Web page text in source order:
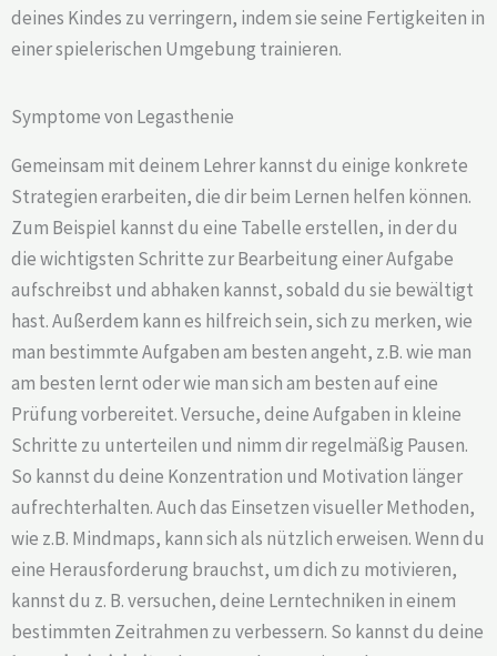
deines Kindes zu verringern, indem sie seine Fertigkeiten in
einer spielerischen Umgebung trainieren.
Symptome von Legasthenie
Gemeinsam mit deinem Lehrer kannst du einige konkrete
Strategien erarbeiten, die dir beim Lernen helfen können.
Zum Beispiel kannst du eine Tabelle erstellen, in der du
die wichtigsten Schritte zur Bearbeitung einer Aufgabe
aufschreibst und abhaken kannst, sobald du sie bewältigt
hast. Außerdem kann es hilfreich sein, sich zu merken, wie
man bestimmte Aufgaben am besten angeht, z.B. wie man
am besten lernt oder wie man sich am besten auf eine
Prüfung vorbereitet. Versuche, deine Aufgaben in kleine
Schritte zu unterteilen und nimm dir regelmäßig Pausen.
So kannst du deine Konzentration und Motivation länger
aufrechterhalten. Auch das Einsetzen visueller Methoden,
wie z.B. Mindmaps, kann sich als nützlich erweisen. Wenn du
eine Herausforderung brauchst, um dich zu motivieren,
kannst du z. B. versuchen, deine Lerntechniken in einem
bestimmten Zeitrahmen zu verbessern. So kannst du deine